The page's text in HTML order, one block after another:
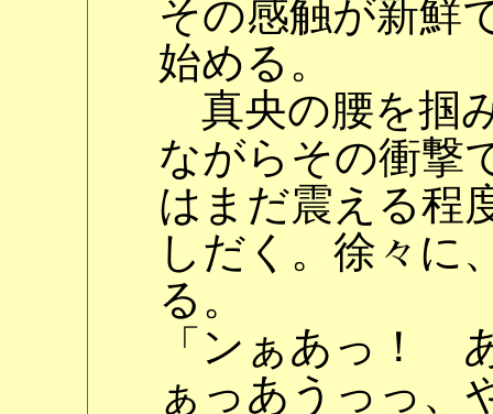
その感触が新鮮
始める。
真央の腰を掴
ながらその衝撃
はまだ震える程
しだく。徐々に
る。
「ンぁあっ！
ぁっあうっっ